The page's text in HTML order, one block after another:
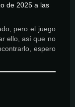
de 2025 a las
pero el juego
ello, así que no
espero